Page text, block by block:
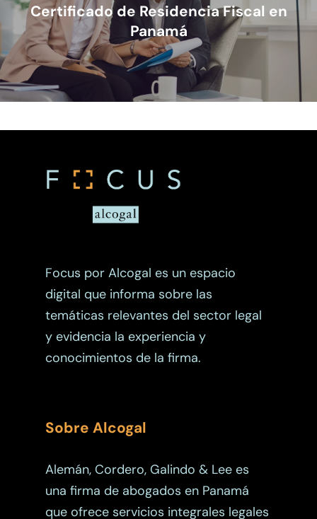
Certificado de Residencia Fiscal en
Panamá
Focus por Alcogal es un espacio
digital que informa sobre las
temáticas relevantes del sector legal
y evidencia la experiencia y
conocimientos de la firma.
Sobre Alcogal
Alemán, Cordero, Galindo & Lee es
una firma de abogados en Panamá
que ofrece servicios integrales legales